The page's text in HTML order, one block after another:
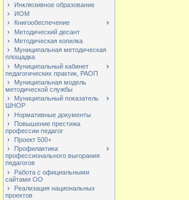
Инклюзивное образование
ИОМ
Книгообеспечение
Методический десант
Методическая копилка
Муниципальная методическая
площадка
Муниципальный кабинет
педагогических практик, РАОП
Муниципальная модель
методической службы
Муниципальный показатель
ШНОР
Нормативные документы
Повышение престижа
профессии педагог
Проект 500+
Профилактика
профессионального выгорания
педагогов
Работа с официальными
сайтами ОО
Реализация национальных
проектов